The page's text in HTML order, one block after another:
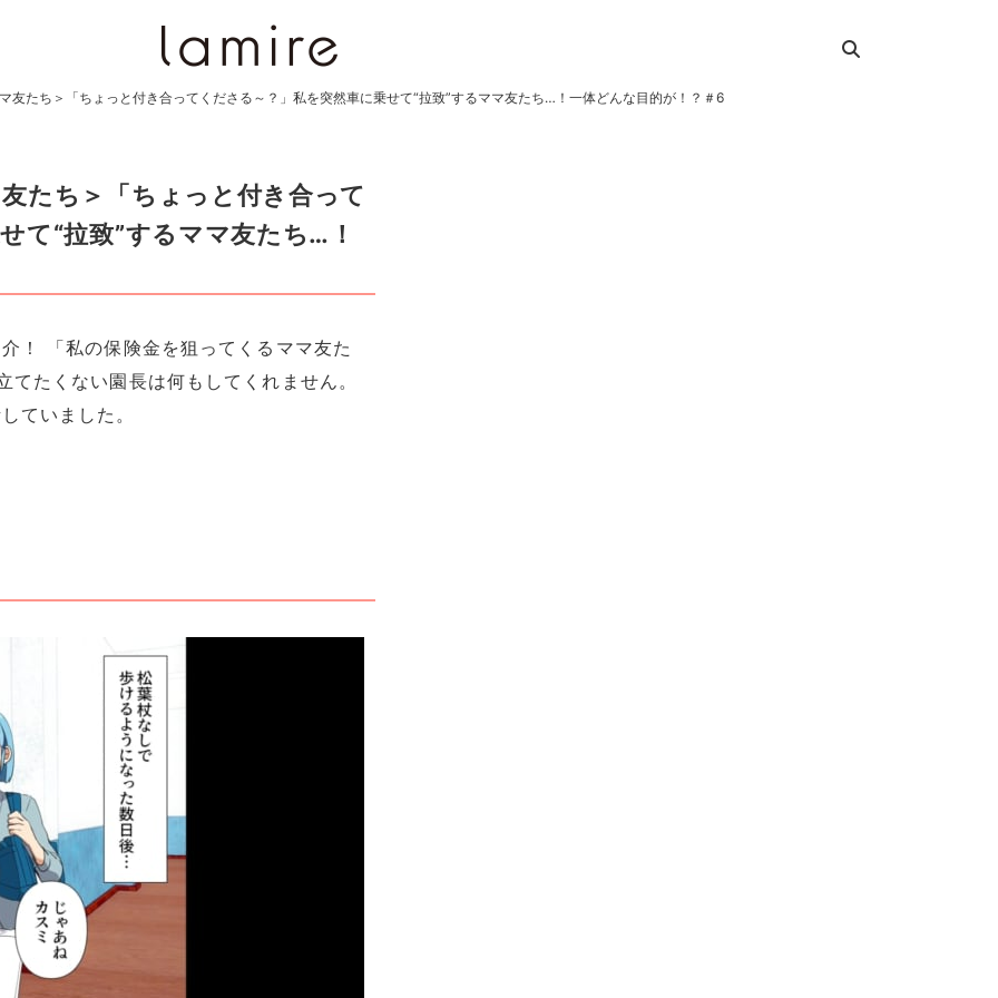
友たち＞「ちょっと付き合ってくださる～？」私を突然車に乗せて“拉致”するママ友たち…！一体どんな目的が！？＃6
たち＞「ちょっと付き合って
て“拉致”するママ友たち…！
！ 「私の保険金を狙ってくるママ友た
たくない園長は何もしてくれません。
ていました。